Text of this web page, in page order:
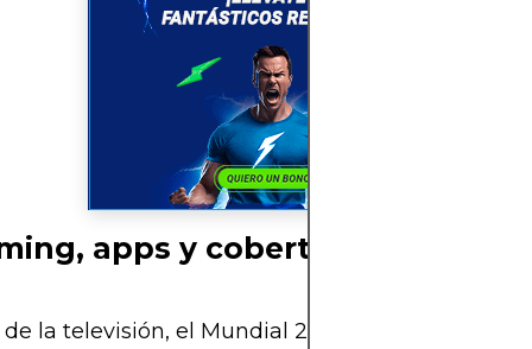
apps y cobertura digital
la televisión, el Mundial 2026 será el más